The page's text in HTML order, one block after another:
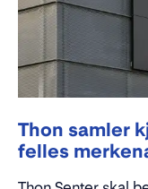
Thon samler
felles